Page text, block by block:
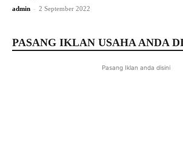
admin - 2 September 2022
PASANG IKLAN USAHA ANDA
Pasang Iklan anda disini